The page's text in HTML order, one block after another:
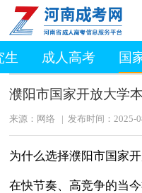
生 成人高考 国
濮阳市国家开放大学
来源：网络 | 发布时间：2025-
为什么选择濮阳市国家
在快节奏、高竞争的当